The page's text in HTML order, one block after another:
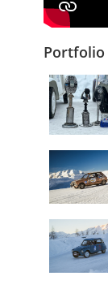
Portfolio